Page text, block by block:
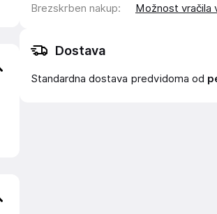
Brezskrben nakup: Možnost vračila
Dostava
Standardna dostava predvidoma od